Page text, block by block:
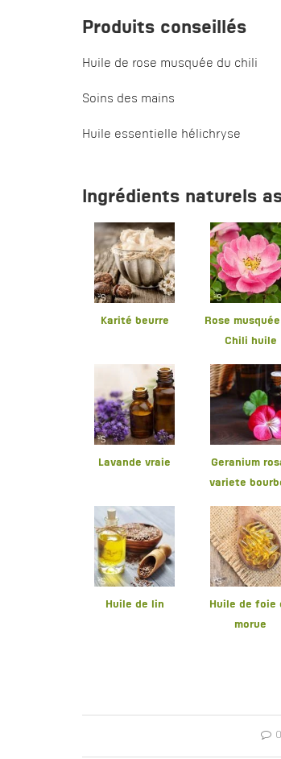
Produits conseillés
Huile de rose musquée du chili
Soins des mains
Huile essentielle hélichryse
Ingrédients naturels
Karité beurre
Rose
Chili huile
Lavande vraie
Geranium
variete
Huile de lin
Huile de foie
morue